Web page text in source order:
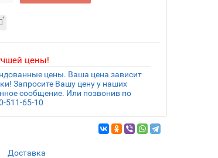
цены!
цены. Ваша цена зависит
Запросите Вашу цену у наших
сообщение. Или позвонив по
511-65-10
Доставка